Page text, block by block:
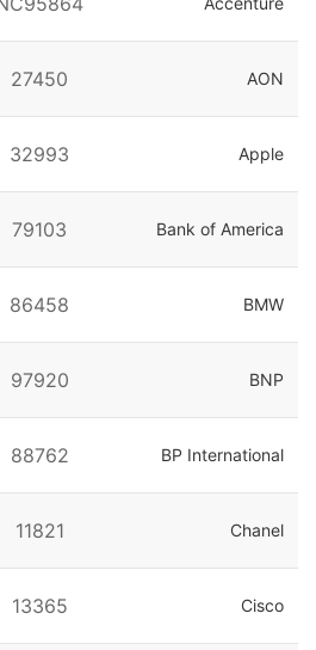
AON
27450
Apple
32993
Bank of America
79103
BMW
86458
BNP
97920
BP International
88762
Chanel
11821
Cisco
13365